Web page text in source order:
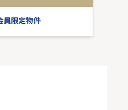
員限定物件